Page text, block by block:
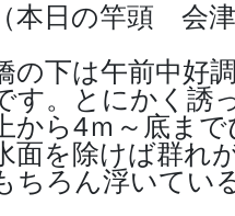
（本日の竿頭 会
の下は午前中好
す。とにかく誘
上から4ｍ～底ま
面を除けば群れ
ちろん浮いてい